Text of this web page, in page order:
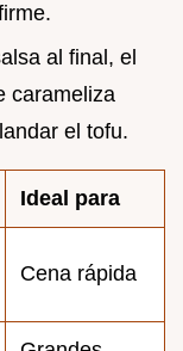
al final, el
carameliza
el tofu.
Ideal para
Cena rápida